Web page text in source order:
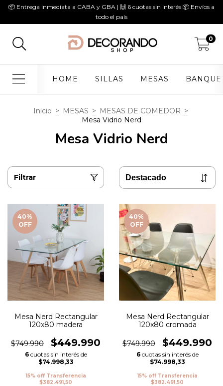
📦 Entrega inmediata a CABA y GBA | 🙌 6 cuotas sin interés 📦 Envíos a
todo el país
0
HOME SILLAS MESAS
Inicio > MESAS > MESAS DE COMEDOR >
Mesa Vidrio Nerd
Mesa Vidrio Nerd
Filtrar
40%
OFF
Mesa Nerd Rectangular
120x80 madera
$749.990 $449.990
6 cuotas sin interés de
$74.998,33
15% off Transferencia
$382.491,50
40%
OFF
Mesa Nerd Rectangular
120x80 cromada
$749.990 $449.990
6 cuotas sin interés de
$74.998,33
15% off Transferencia
$382.491,50